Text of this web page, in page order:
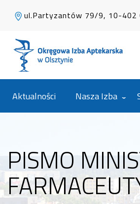
ul.Partyzantów 79/9, 10-402
Aktualności Nasza Izba
PISMO